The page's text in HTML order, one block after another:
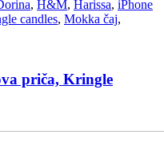
, H&M, Harissa, iPhone
candles, Mokka čaj,
priča, Kringle